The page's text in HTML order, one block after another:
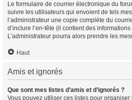
Le formulaire de courrier électronique du
suivre les utilisateurs qui envoient de tels
l’administrateur une copie complète du
d’inclure l’en-tête (il contient des
L’administrateur pourra alors prendre les
Haut
Amis et ignorés
Que sont mes listes d’amis et d’ignorés ?
Vous pouvez utiliser ces listes pour